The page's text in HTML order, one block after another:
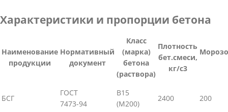
Характеристики и пропорции бетона
Наименование
продукции
Нормативный
документ
Класс
(марка)
бетона
(раствора)
Плотность
бет.смеси,
кг/с3
БСГ
ГОСТ
7473-94
В15
(М200)
2400 200